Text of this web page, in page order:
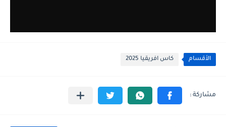
الأقسام كاس افريقيا 2025